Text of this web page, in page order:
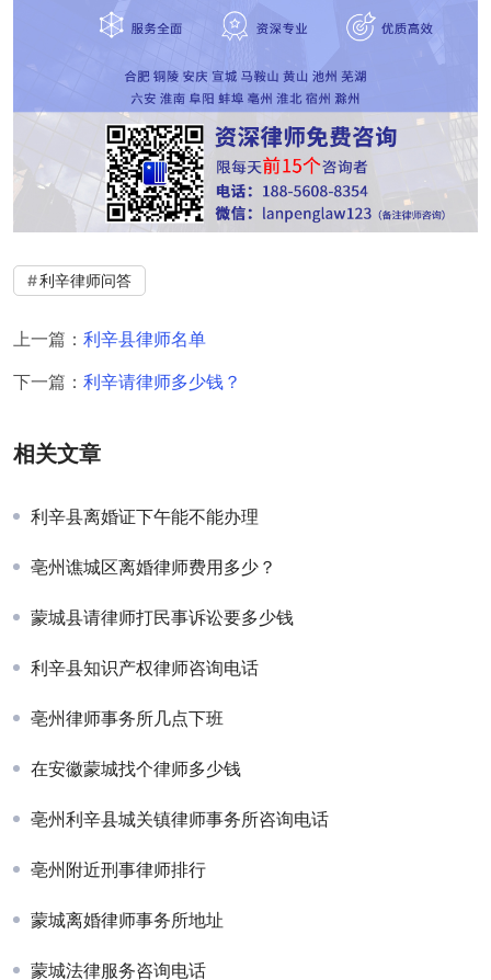
利辛律师问答
上一篇： 利辛县律师名单
下一篇： 利辛请律师多少钱？
相关文章
利辛县离婚证下午能不能办理
亳州谯城区离婚律师费用多少？
蒙城县请律师打民事诉讼要多少钱
利辛县知识产权律师咨询电话
亳州律师事务所几点下班
在安徽蒙城找个律师多少钱
亳州利辛县城关镇律师事务所咨询电话
亳州附近刑事律师排行
蒙城离婚律师事务所地址
蒙城法律服务咨询电话